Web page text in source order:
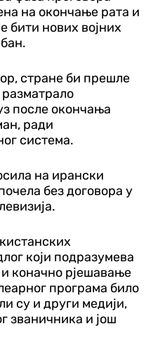
на окончање рата и
бити нових војних
стране би прешле
разматрало
после окончања
ради
система.
на ирански
без договора у
који подразумева
коначно рјешавање
програма било
су и други медији,
званичника и још